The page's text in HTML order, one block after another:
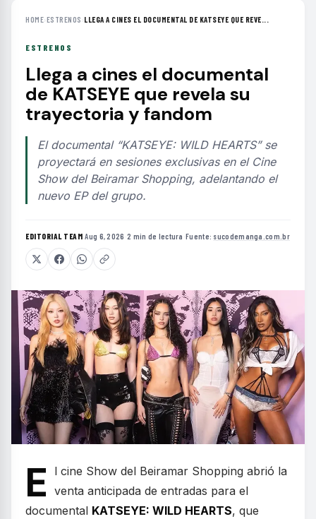
HOME›ESTRENOS ›LLEGA A CINES EL DOCUMENTAL DE KATSEYE QUE REVE...
ESTRENOS
Llega a cines el documental
de KATSEYE que revela su
trayectoria y fandom
El documental “KATSEYE: WILD HEARTS” se
proyectará en sesiones exclusivas en el Cine
Show del Beiramar Shopping, adelantando el
nuevo EP del grupo.
EDITORIAL TEAM·Aug 6, 2026 ·2 min de lectura ·Fuente: sucodemanga.com.br
E
l cine Show del Beiramar Shopping abrió la
venta anticipada de entradas para el
documental KATSEYE: WILD HEARTS, que